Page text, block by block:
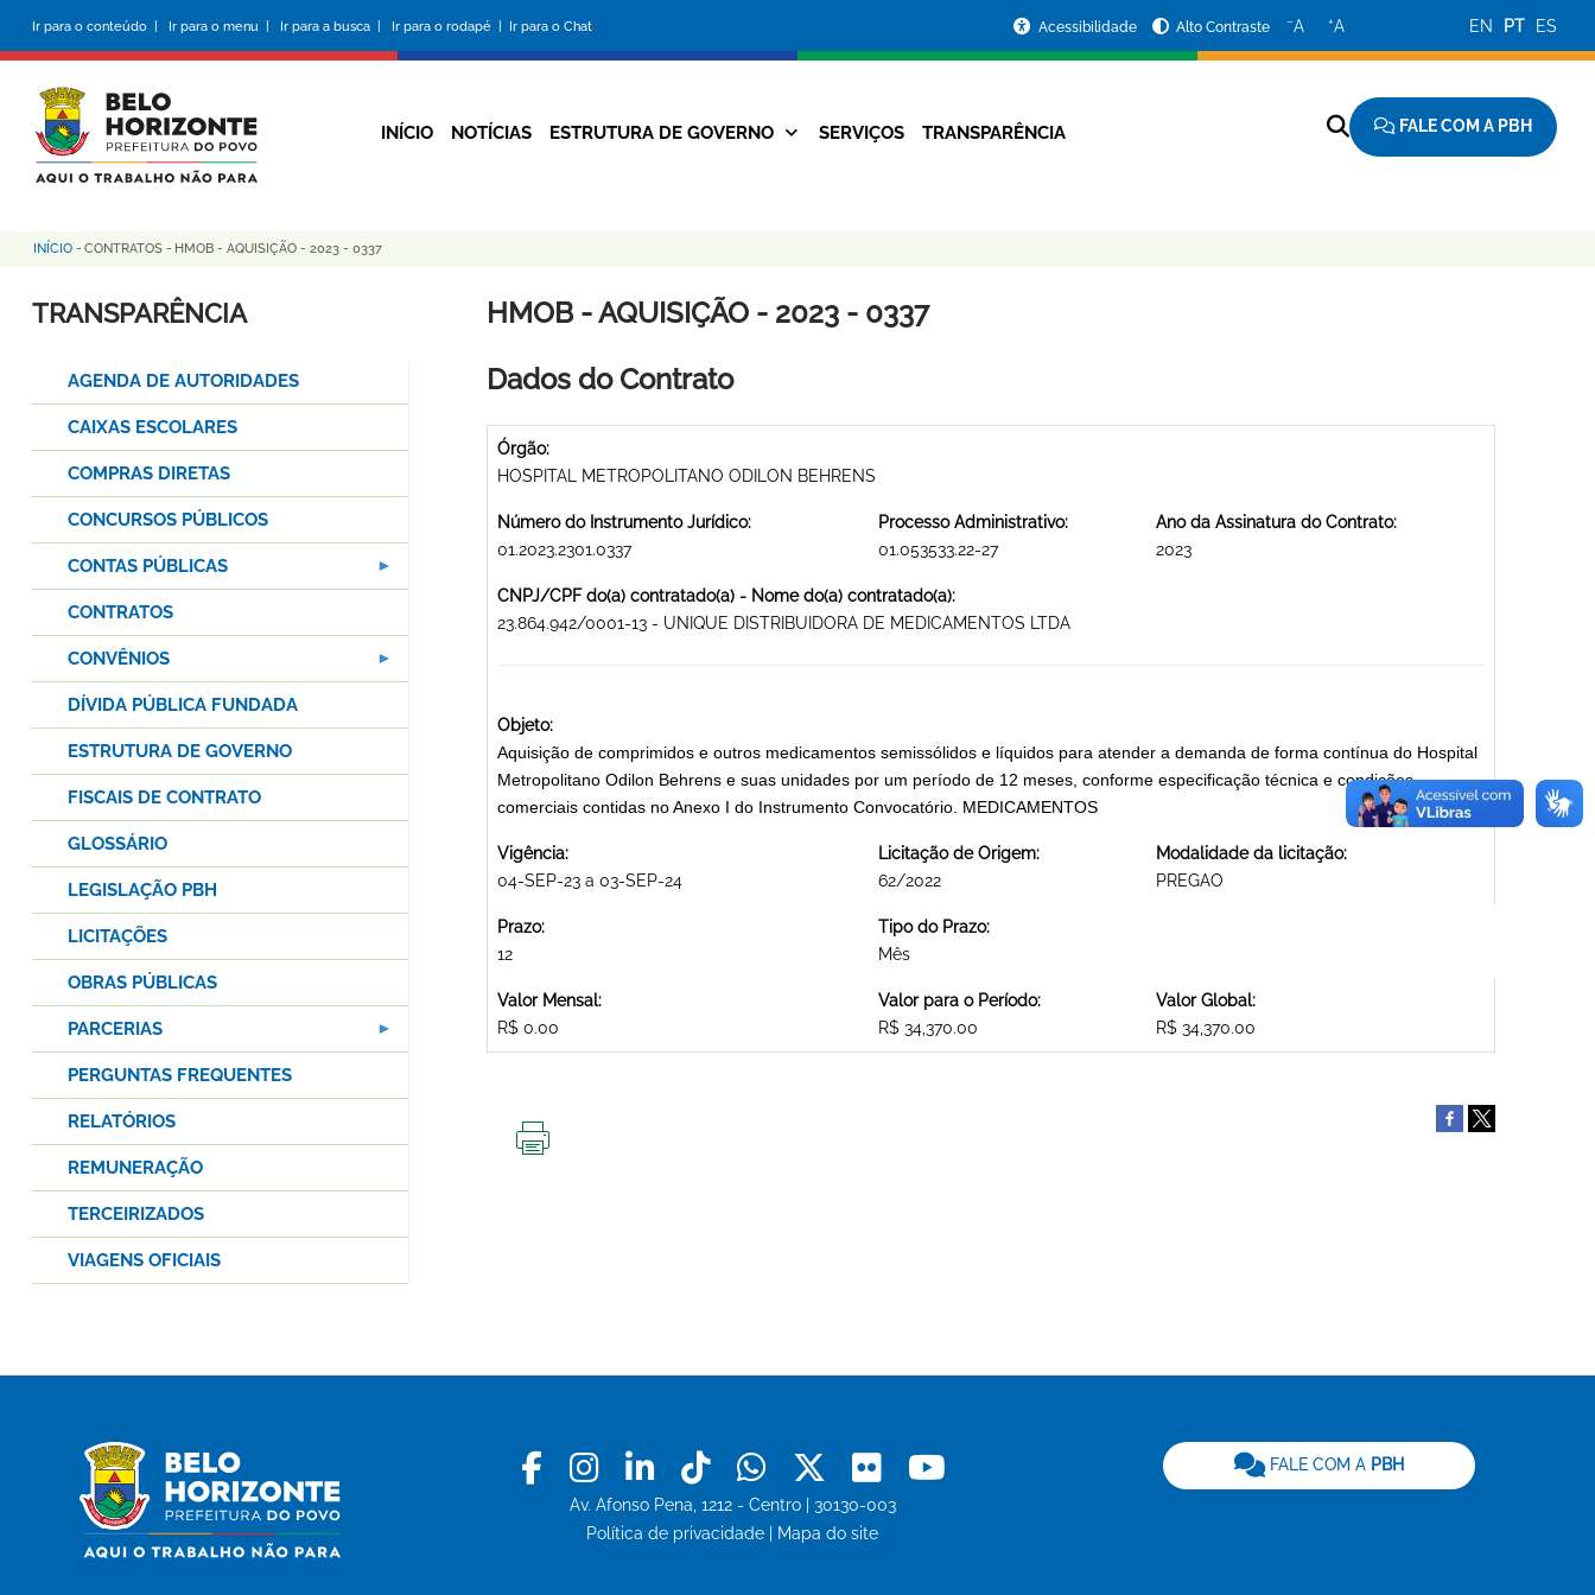
conteúdo
principal
Ir para o conteúdo | Ir para o menu | Ir para a busca | Ir para o rodapé | Ir para o Chat
da
Prefeitura
Acessibilidade Alto Contraste −A +A EN PT ES
Navegação
INÍCIO NOTÍCIAS ESTRUTURA DE GOVERNO SERVIÇOS TRANSPARÊNCIA FALE COM A PBH
Trilha
de
INÍCIO - CONTRATOS - HMOB - AQUISIÇÃO - 2023 - 0337
HMOB - AQUISIÇÃO - 2023 - 0337
Dados do Contrato
Órgão:
HOSPITAL METROPOLITANO ODILON BEHRENS
Número do Instrumento Jurídico:
01.2023.2301.0337
Processo Administrativo:
01.053533.22-27
Ano da Assinatura do Contrato:
2023
CNPJ/CPF do(a) contratado(a) - Nome do(a) contratado(a):
23.864.942/0001-13 - UNIQUE DISTRIBUIDORA DE MEDICAMENTOS LTDA
Objeto:
Aquisição de comprimidos e outros medicamentos semissólidos e líquidos para atender a demanda de forma contínua do Hospital
Metropolitano Odilon Behrens e suas unidades por um período de 12 meses, conforme especificação técnica e condições
comerciais contidas no Anexo I do Instrumento Convocatório. MEDICAMENTOS
Vigência:
04-SEP-23 a 03-SEP-24
Licitação de Origem:
62/2022
Modalidade da licitação:
PREGAO
Prazo:
12
Tipo do Prazo:
Mês
Valor Mensal:
R$ 0.00
Valor para o Período:
R$ 34,370.00
Valor Global:
R$ 34,370.00
TRANSPARÊNCIA
AGENDA DE AUTORIDADES
CAIXAS ESCOLARES
COMPRAS DIRETAS
CONCURSOS PÚBLICOS
CONTAS PÚBLICAS
CONTRATOS
CONVÊNIOS
DÍVIDA PÚBLICA FUNDADA
ESTRUTURA DE GOVERNO
FISCAIS DE CONTRATO
GLOSSÁRIO
LEGISLAÇÃO PBH
LICITAÇÕES
OBRAS PÚBLICAS
PARCERIAS
PERGUNTAS FREQUENTES
RELATÓRIOS
REMUNERAÇÃO
TERCEIRIZADOS
VIAGENS OFICIAIS
Facebook
Instagram
LinkedinTiktokWhatsapp
X Flickr
Av. Afonso Pena, 1212 - Centro | 30130-003
Política de privacidade
Mapa do site
FALE COM A PBH